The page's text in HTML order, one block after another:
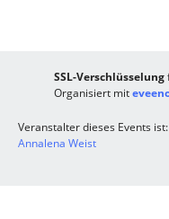
SSL-Verschlüsselung
Organisiert mit
Veranstalter dieses Events ist:
Annalena Weist